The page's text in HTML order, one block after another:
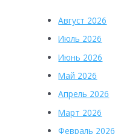
Август 2026
Июль 2026
Июнь 2026
Май 2026
Апрель 2026
Март 2026
Февраль 2026